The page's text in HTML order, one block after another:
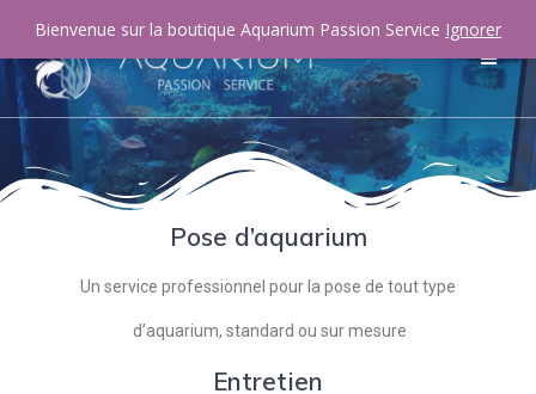
Pose d’aquarium
Un service professionnel pour la pose de tout type
d’aquarium, standard ou sur mesure
Entretien
Bienvenue sur la boutique Aquarium Passion Service Ignorer